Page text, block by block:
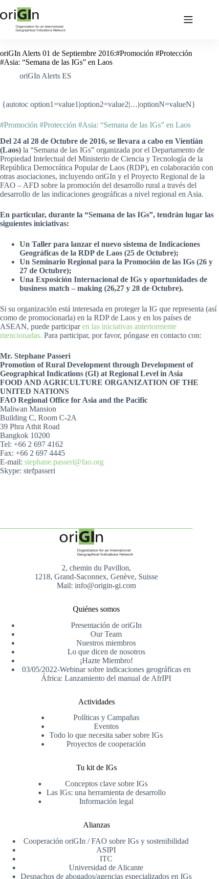
oriGIn Alerts 01 de Septiembre 2016:#Promoción #Protección
#Asia: “Semana de las IGs” en Laos
oriGIn Alerts ES
{autotoc option1=value1|option2=value2|…|optionN=valueN}
#Promoción #Protección #Asia: “Semana de las IGs” en Laos
Del 24 al 28 de Octubre de 2016, se llevara a cabo en Vientián
(Laos) la “Semana de las IGs” organizada por el Departamento de
Propiedad Intelectual del Ministerio de Ciencia y Tecnología de la
República Democrática Popular de Laos (RDP), en colaboración con
otras asociaciones, incluyendo oriGIn y el Proyecto Regional de la
FAO – AFD sobre la promoción del desarrollo rural a través del
desarrollo de las indicaciones geográficas a nivel regional en Asia.
En particular, durante la “Semana de las IGs”, tendrán lugar las
siguientes iniciativas:
Un Taller para lanzar el nuevo sistema de Indicaciones
Geográficas de la RDP de Laos (25 de Octubre);
Un Seminario Regional para la Promoción de las IGs (26 y
27 de Octubre);
Una Exposición Internacional de IGs y oportunidades de
business match – making (26,27 y 28 de Octubre).
Si su organización está interesada en proteger la IG que representa (así
como de promocionarla) en la RDP de Laos y en los países de
ASEAN, puede participaren las iniciativas anteriormente
mencionadas. Para participar, por favor, póngase en contacto con:
Mr. Stephane Passeri
Promotion of Rural Development through Development of
Geographical Indications (GI) at Regional Level in Asia
FOOD AND AGRICULTURE ORGANIZATION OF THE
UNITED NATIONS
FAO Regional Office for Asia and the Pacific
Maliwan Mansion
Building C, Room C-2A
39 Phra Athit Road
Bangkok 10200
Tel: +66 2 697 4162
Fax: +66 2 697 4445
E-mail: stephane.passeri@fao.org
Skype: stefpasseri
2, chemin du Pavillon,
1218, Grand-Saconnex, Genève, Suisse
Mail: info@origin-gi.com
Quiénes somos
Presentación de oriGIn
Our Team
Nuestros miembros
Lo que dicen de nosotros
¡Hazte Miembro!
03/05/2022-Webinar sobre indicaciones geográficas en
África: Lanzamiento del manual de AfrIPI
Actividades
Políticas y Campañas
Eventos
Todo lo que necesita saber sobre IGs
Proyectos de cooperación
Tu kit de IGs
Conceptos clave sobre IGs
Las IGs: una herramienta de desarrollo
Información legal
Alianzas
Cooperación oriGIn / FAO sobre IGs y sostenibilidad
ASIPI
ITC
Universidad de Alicante
Despachos de abogados/agencias especializados en IGs